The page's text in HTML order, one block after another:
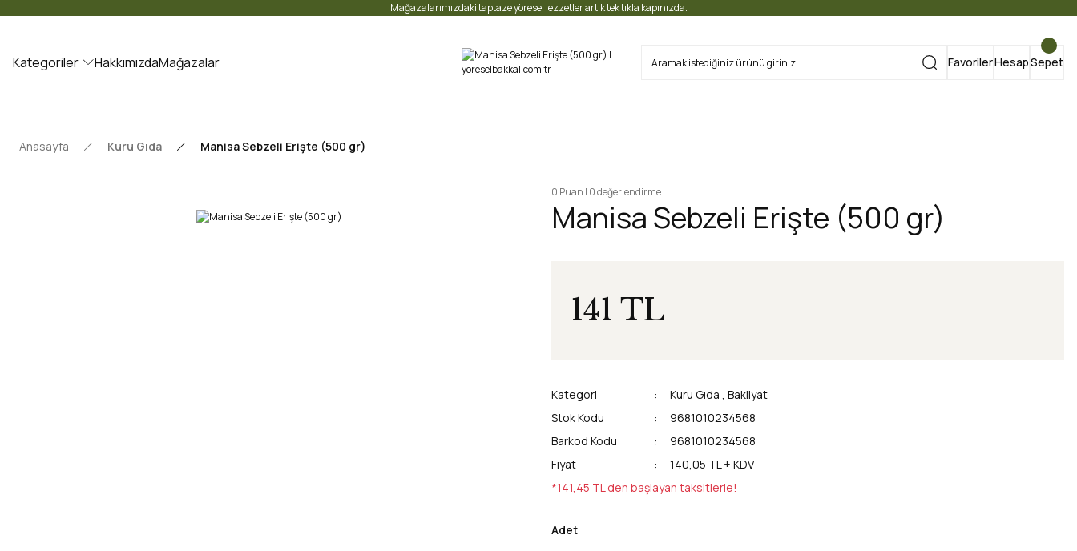
Mağazalarımızdaki taptaze yöresel lezzetler artık tek tıkla kapınızda.
Kategoriler HakkımızdaMağazalar FavorilerHesapSepet
Anasayfa Kuru Gıda Manisa Sebzeli Erişte (500 gr)
0 Puan | 0 değerlendirme
Manisa Sebzeli Erişte (500 gr)
141 TL
Kategori Kuru Gıda , Bakliyat
Stok Kodu
9681010234568
Barkod Kodu
9681010234568
Fiyat
140,05 TL + KDV
*141,45 TL den başlayan taksitlerle!
Adet